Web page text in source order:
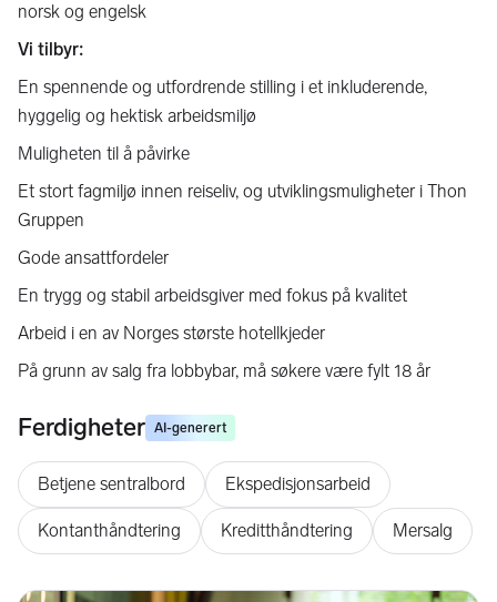
norsk og engelsk
Vi tilbyr:
En spennende og utfordrende stilling i et inkluderende,
hyggelig og hektisk arbeidsmiljø
Muligheten til å påvirke
Et stort fagmiljø innen reiseliv, og utviklingsmuligheter i Thon
Gruppen
Gode ansattfordeler
En trygg og stabil arbeidsgiver med fokus på kvalitet
Arbeid i en av Norges største hotellkjeder
På grunn av salg fra lobbybar, må søkere være fylt 18 år
Ferdigheter AI-generert
Betjene sentralbord Ekspedisjonsarbeid
Kontanthåndtering Kreditthåndtering Mersalg